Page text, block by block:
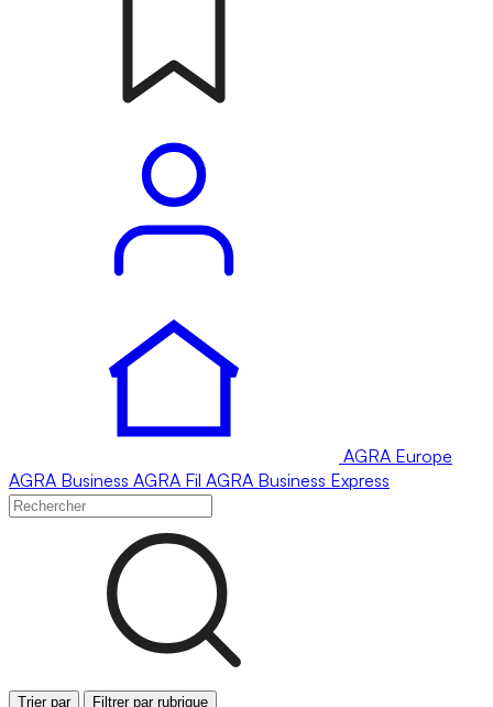
AGRA Europe
AGRA Business AGRA Fil AGRA Business Express
Trier par Filtrer par rubrique